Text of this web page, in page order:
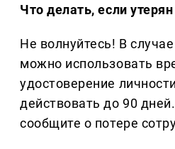
Что делать, если
Не волнуйтесь! В
можно использовать
удостоверение
действовать до 90
сообщите о потере